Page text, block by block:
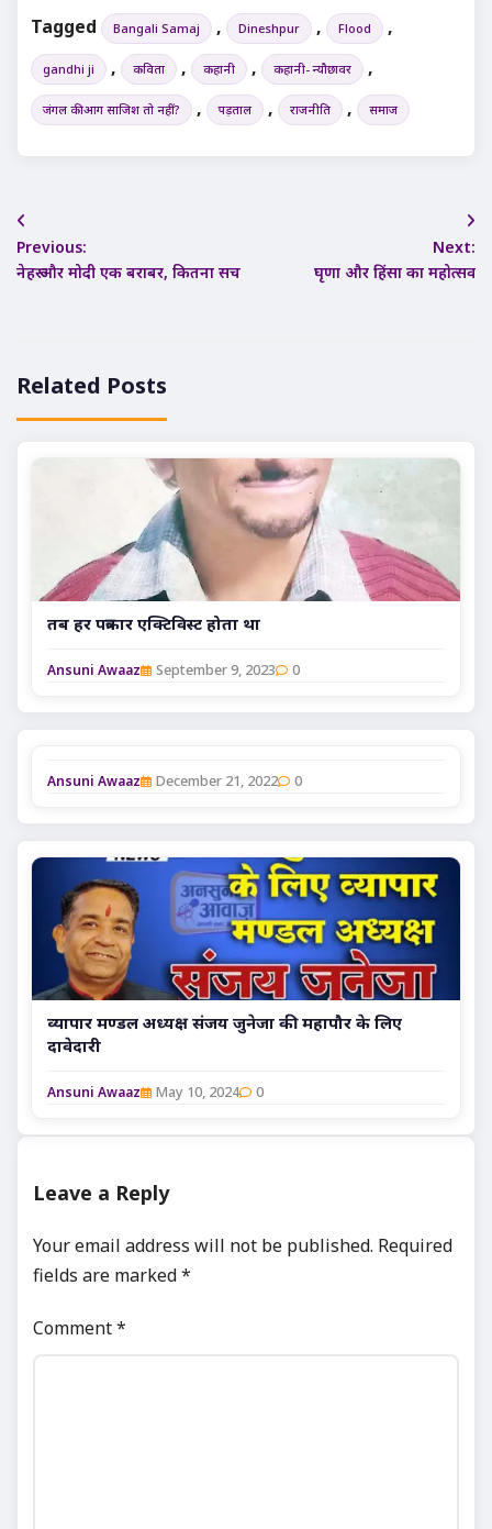
Tagged Bangali Samaj , Dineshpur , Flood ,
gandhi ji , कविता , कहानी , कहानी- न्यौछावर ,
जंगल की आग साजिश तो नहीं? , पड़ताल , राजनीति , समाज
Post
navigation
Previous:
नेहरू और मोदी एक बराबर, कितना सच
Next:
घृणा और हिंसा का महोत्सव
Related Posts
तब हर पत्रकार एक्टिविस्ट होता था
Ansuni Awaaz September 9, 2023 0
Ansuni Awaaz December 21, 2022 0
व्यापार मण्डल अध्यक्ष संजय जुनेजा की महापौर के लिए
दावेदारी
Ansuni Awaaz May 10, 2024 0
Leave a Reply
Your email address will not be published. Required
fields are marked*
Comment*